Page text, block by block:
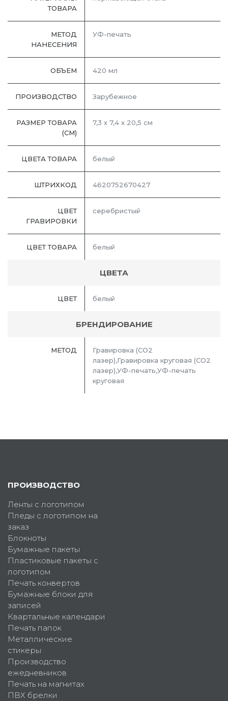
ТОВАРА
МЕТОД
НАНЕСЕНИЯ
УФ-печать
ОБЪЕМ 420 мл
ПРОИЗВОДСТВО Зарубежное
РАЗМЕР ТОВАРА
(СМ)
7,3 х 7,4 х 20,5 см
ЦВЕТА ТОВАРА белый
ШТРИХКОД 4620752670427
ЦВЕТ
ГРАВИРОВКИ
серебристый
ЦВЕТ ТОВАРА белый
ЦВЕТА
ЦВЕТ белый
БРЕНДИРОВАНИЕ
МЕТОД
Гравировка (CO2
лазер),Гравировка круговая (CO2
лазер),УФ-печать,УФ-печать
круговая
ПРОИЗВОДСТВО
Ленты с логотипом
Пледы с логотипом на
заказ
Блокноты
Бумажные пакеты
Пластиковые пакеты с
логотипом
Печать конвертов
Бумажные блоки для
записей
Квартальные календари
Печать папок
Металлические
стикеры
Производство
ежедневников
Печать на магнитах
ПВХ брелки